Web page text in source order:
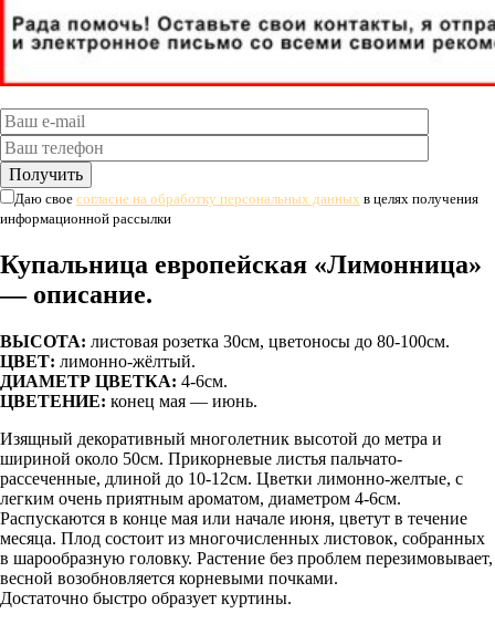
Даю свое согласие на обработку персональных данных в целях получения
информационной рассылки
Купальница европейская «Лимонница»
— описание.
ВЫСОТА: листовая розетка 30см, цветоносы до 80-100см.
ЦВЕТ: лимонно-жёлтый.
ДИАМЕТР ЦВЕТКА: 4-6см.
ЦВЕТЕНИЕ: конец мая — июнь.
Изящный декоративный многолетник высотой до метра и
шириной около 50см. Прикорневые листья пальчато-
рассеченные, длиной до 10-12см. Цветки лимонно-желтые, с
легким очень приятным ароматом, диаметром 4-6см.
Распускаются в конце мая или начале июня, цветут в течение
месяца. Плод состоит из многочисленных листовок, собранных
в шарообразную головку. Растение без проблем перезимовывает,
весной возобновляется корневыми почками.
Достаточно быстро образует куртины.